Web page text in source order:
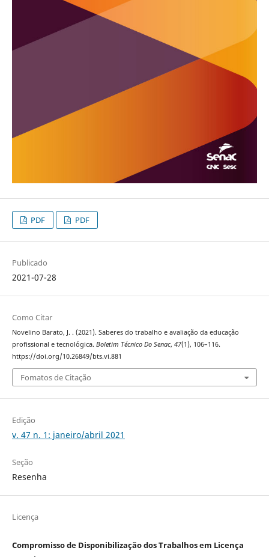
PDF PDF
Publicado
2021-07-28
Como Citar
Novelino Barato, J. . (2021). Saberes do trabalho e avaliação da educação
profissional e tecnológica. Boletim Técnico Do Senac, 47(1), 106–116.
https://doi.org/10.26849/bts.vi.881
Fomatos de Citação
Edição
v. 47 n. 1: janeiro/abril 2021
Seção
Resenha
Licença
Compromisso de Disponibilização dos Trabalhos em Licença